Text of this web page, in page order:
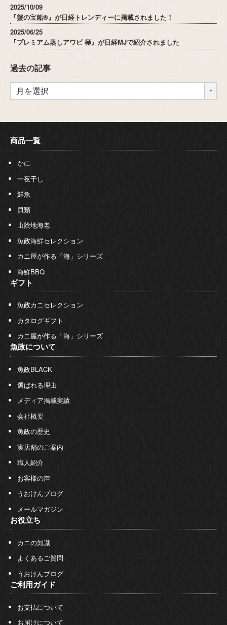
2025/10/09
『蟹の宝船®』が日経トレンディーに掲載されました！
2025/06/25
『プレミアム蒸しアワビ 極』が日経MJで紹介されました
過去の記事
商品一覧
かに
一夜干し
鮮魚
貝類
山陰地海老
魚政海鮮セレクション
カニ屋が作る「海」シリーズ
海鮮BBQ
ギフト
魚政カニセレクション
カタログギフト
カニ屋が作る「海」シリーズ
魚政について
魚政BLACK
選ばれる理由
メディア掲載実績
会社概要
魚政の歴史
実店舗のご案内
職人紹介
お客様の声
うおけんブログ
メールマガジン
お役立ち
カニの知識
よくあるご質問
うおけんブログ
ご利用ガイド
お支払について
お届けについて